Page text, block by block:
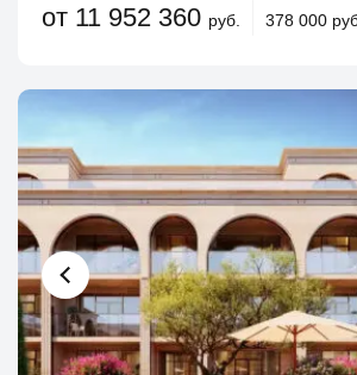
от 11 952 360 руб. 378 000